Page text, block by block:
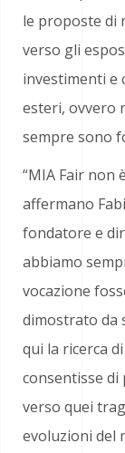
le proposte di
verso gli
investimenti e
esteri, ovvero
sempre sono
“MIA Fair non
affermano
fondatore e
abbiamo
vocazione
dimostrato da
qui la ricerca
consentisse
verso quei
evoluzioni del